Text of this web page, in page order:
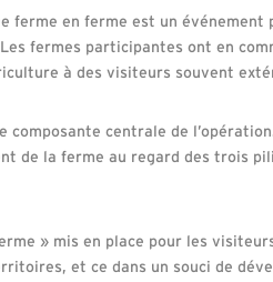
ferme en ferme est un événement
fermes participantes ont en
à des visiteurs souvent
composante centrale de
de la ferme au regard des trois
» mis en place pour les
et ce dans un souci de